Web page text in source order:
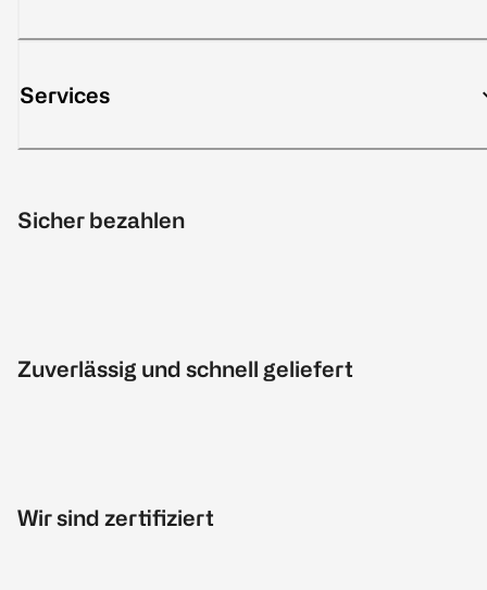
Services
Sicher bezahlen
Zuverlässig und schnell geliefert
Wir sind zertifiziert